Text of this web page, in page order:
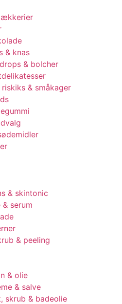
& knas
& bolcher
riskiks & småkager
& skintonic
& serum
& peeling
& olie
& salve
skrub & badeolie